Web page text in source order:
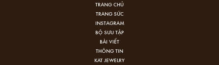
TRANG CHỦ
TRANG SỨC
INSTAGRAM
BỘ SƯU TẬP
BÀI VIẾT
THÔNG TIN
KAT JEWELRY